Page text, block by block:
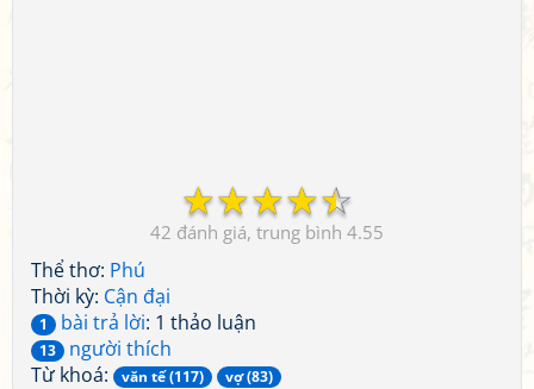
☆
☆
☆
☆
☆
42 4.55
Thể thơ: Phú
Thời kỳ: Cận đại
1 bài trả lời: 1 thảo luận
13
người thích
Từ khoá:
văn tế (117) vợ (83)